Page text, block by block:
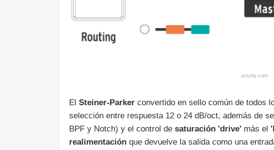
arturia.com
El Steiner-Parker convertido en sello común de todos
selección entre respuesta 12 o 24 dB/oct, además de
BPF y Notch) y el control de saturación 'drive' más el
realimentación que devuelve la salida como una